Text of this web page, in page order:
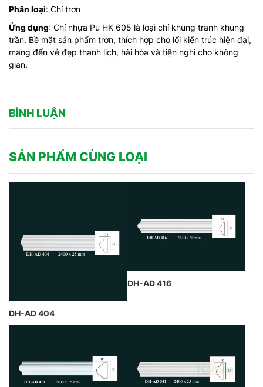
Phân loại: Chỉ trơn
Ứng dụng: Chỉ nhựa Pu HK 605 là loại chỉ khung tranh khung
trần. Bề mặt sản phẩm trơn, thích hợp cho lối kiến trúc hiện đại,
mang đến vẻ đẹp thanh lịch, hài hòa và tiện nghi cho không
gian.
BÌNH LUẬN
SẢN PHẨM CÙNG LOẠI
DH-AD 404
DH-AD 416